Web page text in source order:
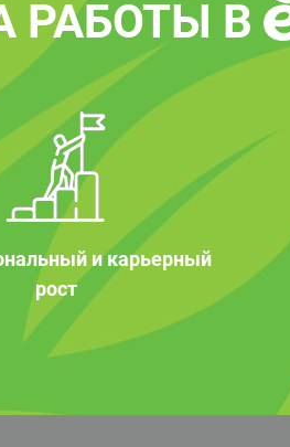
РАБОТЫ В
и карьерный
рост